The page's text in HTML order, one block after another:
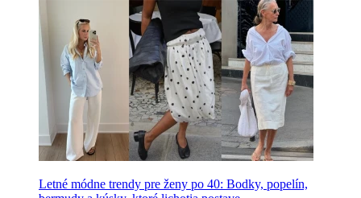
Letné módne trendy pre ženy po 40: Bodky, popelín,